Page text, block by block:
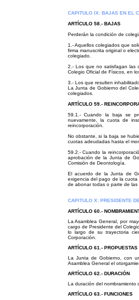
CAPITULO IX: BAJAS EN EL
ARTÍCULO 58.- BAJAS
Perderán la condición de
1.- Aquellos colegiados que
firma manuscrita original o
colegiado.
2.- Los que no satisfagan las
Colegio Oficial de Físicos, en
3.- Los que resulten
La Junta de Gobierno del
colegiados.
ARTÍCULO 59.-
59.1.- Cuando la baja se
nuevamente, la cuota de
reincorporación.
No obstante, si la baja se
cuotas adeudadas hasta el
59.2.- Cuando la
aprobación de la Junta de
Comisión de Deontología.
El acuerdo de la Junta de
exigencia del pago de la
de abonar todas o parte de
CAPITULO X: PRESIDENTE
ARTÍCULO 60.-
La Asamblea General, por
cargo de Presidente del
lo largo de su trayectoria
Corporación.
ARTÍCULO 61.- PROPUESTAS
La Junta de Gobierno, con
Asamblea General el
ARTÍCULO 62.- DURACIÓN
La duración del nombramiento
ARTÍCULO 63.- FUNCIONES